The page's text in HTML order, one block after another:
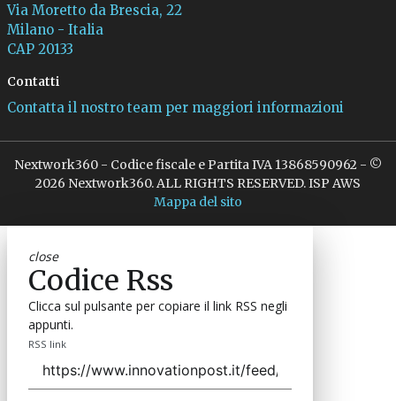
Via Moretto da Brescia, 22
Milano - Italia
CAP 20133
Contatti
Contatta il nostro team per maggiori informazioni
Nextwork360 - Codice fiscale e Partita IVA 13868590962 - ©
2026 Nextwork360. ALL RIGHTS RESERVED. ISP AWS
Mappa del sito
close
Codice Rss
Clicca sul pulsante per copiare il link RSS negli
appunti.
RSS link